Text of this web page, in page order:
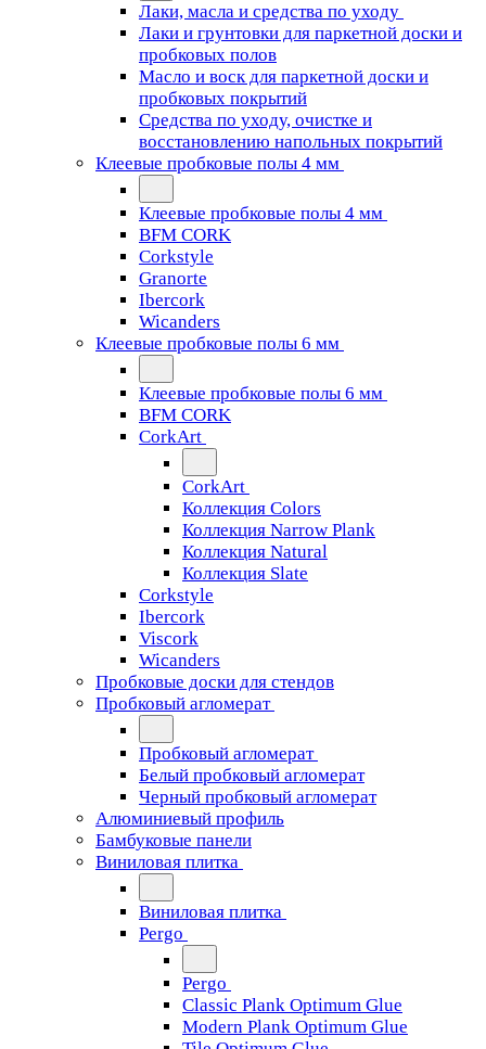
Лаки, масла и средства по уходу
Лаки и грунтовки для паркетной доски и
пробковых полов
Масло и воск для паркетной доски и
пробковых покрытий
Средства по уходу, очистке и
восстановлению напольных покрытий
Клеевые пробковые полы 4 мм
Клеевые пробковые полы 4 мм
BFM CORK
Corkstyle
Granorte
Ibercork
Wicanders
Клеевые пробковые полы 6 мм
Клеевые пробковые полы 6 мм
BFM CORK
CorkArt
CorkArt
Коллекция Colors
Коллекция Narrow Plank
Коллекция Natural
Коллекция Slate
Corkstyle
Ibercork
Viscork
Wicanders
Пробковые доски для стендов
Пробковый агломерат
Пробковый агломерат
Белый пробковый агломерат
Черный пробковый агломерат
Алюминиевый профиль
Бамбуковые панели
Виниловая плитка
Виниловая плитка
Pergo
Pergo
Classic Plank Optimum Glue
Modern Plank Optimum Glue